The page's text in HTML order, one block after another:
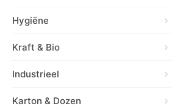
Hygiëne
Kraft & Bio
Industrieel
Karton & Dozen